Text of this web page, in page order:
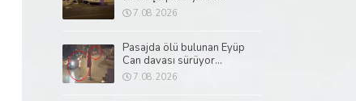
7.08.2026
Pasajda ölü bulunan Eyüp
Can davası sürüyor...
7.08.2026